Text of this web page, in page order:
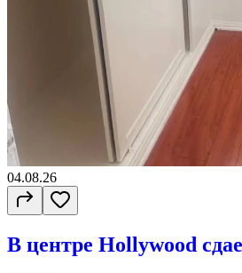
04.08.26
В центре Hollywood